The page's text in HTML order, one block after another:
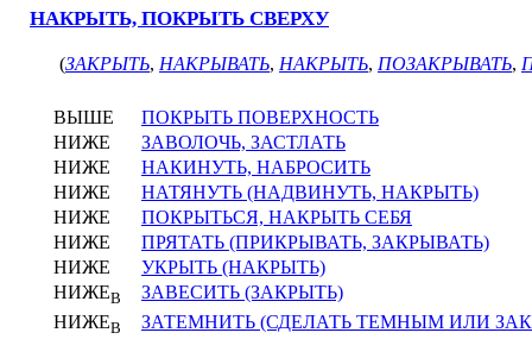
НАКРЫТЬ, ПОКРЫТЬ СВЕРХУ
(ЗАКРЫТЬ, НАКРЫВАТЬ, НАКРЫТЬ, ПОЗАКРЫВАТЬ,
ВЫШЕ
ПОКРЫТЬ ПОВЕРХНОСТЬ
НИЖЕ
ЗАВОЛОЧЬ, ЗАСТЛАТЬ
НИЖЕ
НАКИНУТЬ, НАБРОСИТЬ
НИЖЕ
НАТЯНУТЬ (НАДВИНУТЬ, НАКРЫТЬ)
НИЖЕ
ПОКРЫТЬСЯ, НАКРЫТЬ СЕБЯ
НИЖЕ
ПРЯТАТЬ (ПРИКРЫВАТЬ, ЗАКРЫВАТЬ)
НИЖЕ
УКРЫТЬ (НАКРЫТЬ)
НИЖЕВ
ЗАВЕСИТЬ (ЗАКРЫТЬ)
НИЖЕВ
ЗАТЕМНИТЬ (СДЕЛАТЬ ТЕМНЫМ ИЛИ